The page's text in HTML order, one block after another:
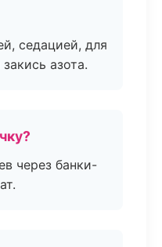
седацией, для
азота.
через банки-